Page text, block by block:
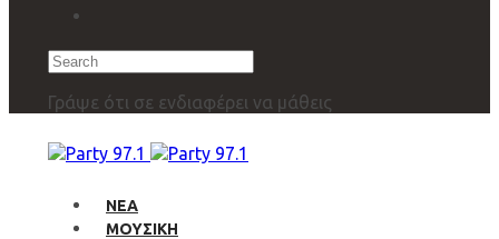
Search
Γράψε ότι σε ενδιαφέρει να μάθεις
ΝΕΑ
ΜΟΥΣΙΚΗ